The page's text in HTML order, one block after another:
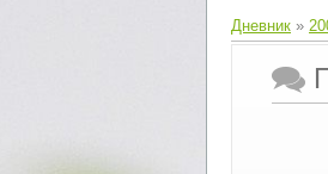
Дневник »